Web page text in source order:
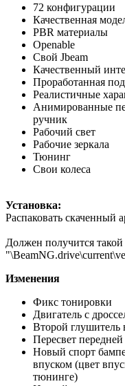
72 конфигурации
Качественная
PBR материалы
Openable
Свой Jbeam
Качественный
Проработанная
Реалистичные
Анимированные
ручник
Рабочий свет
Рабочие зеркала
Тюнинг
Свои колеса
Установка:
Распаковать скаченный
Должен получится такой
Изменения
Фикс тонировки
Двигатель с
Второй глушитель
Пересвет
Новый спорт
впуском (цвет
тюнинге)